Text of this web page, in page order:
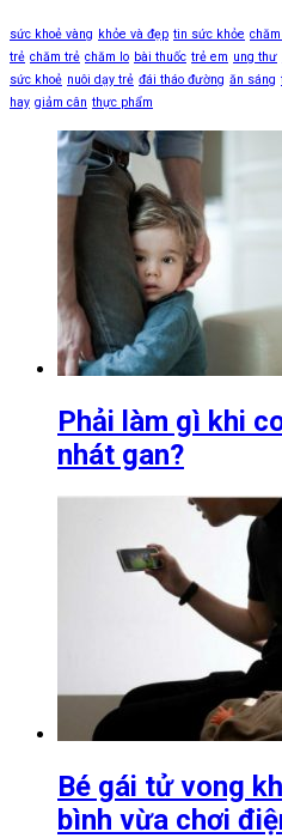
sức khoẻ vàng khỏe và đẹp tin sức khỏe
trẻ chăm trẻ chăm lo bài thuốc trẻ em ung thư
sức khoẻ nuôi dạy trẻ đái tháo đường ăn sáng
hay giảm cân thực phẩm
Phải làm gì khi
nhát gan?
Bé gái tử vong
bình vừa chơi